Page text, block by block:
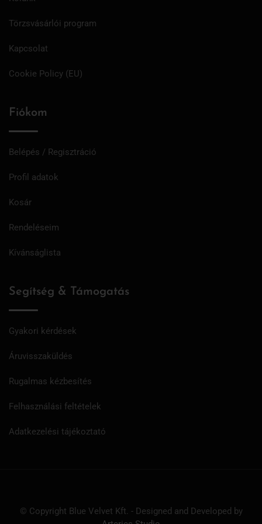
Törzsvásárlói program
Kapcsolat
Cookie Policy (EU)
Fiókom
Belépés / Regisztráció
Profil adatok
Kosár
Rendeléseim
Kívánságlista
Segítség & Támogatás
Gyakori kérdések
Áruvisszaküldés
Rugalmas kézbesítés
Felhasználási feltételek
Adatkezelési tájékoztató
© Copyright Blue Velvet Kft. - Designed and Developed by